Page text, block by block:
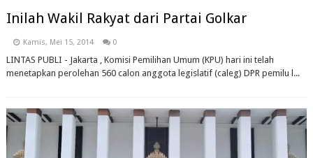
Inilah Wakil Rakyat dari Partai Golkar
Kamis, Mei 15, 2014 0
LINTAS PUBLI - Jakarta , Komisi Pemilihan Umum (KPU) hari ini telah
menetapkan perolehan 560 calon anggota legislatif (caleg) DPR pemilu l...